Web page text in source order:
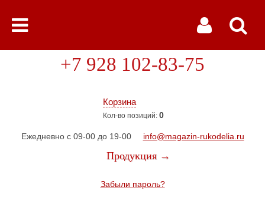
Корзина
Кол-во позиций: 0
+7 928 102-83-75
Ежедневно с 09-00 до 19-00 info@magazin-rukodelia.ru
Продукция →
Забыли пароль?